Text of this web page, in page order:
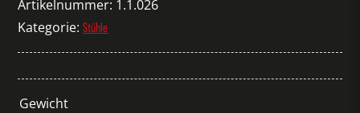
weiß
Artikelnummer: 1.1.026
Kategorie:Stühle
Gewicht